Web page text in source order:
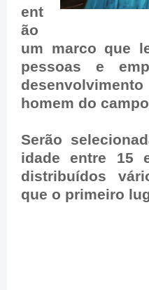
ent
ão
um marco que
pessoas e
homem do
Serão
idade entre 15
distribuídos
que o primeiro